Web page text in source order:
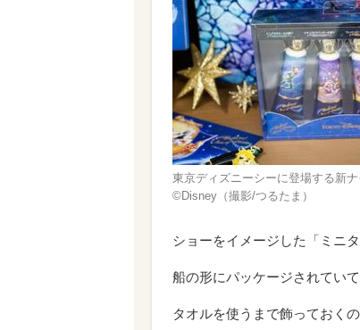
東京ディズニーシーに登場する新
©Disney（撮影/つるたま）
ショーをイメージした「ミニ
船の形にパッケージされてい
タオルを使うまで飾っておく